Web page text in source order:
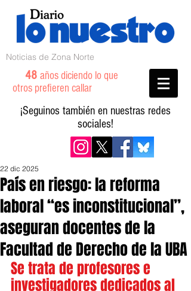
Noticias de Zona Norte
48 años diciendo lo que
otros prefieren callar
¡Seguinos también en nuestras redes
sociales!
País en riesgo: la reforma
laboral “es inconstitucional”,
aseguran docentes de la
Facultad de Derecho de la UBA
22 dic 2025
Se trata de profesores e
investigadores dedicados al